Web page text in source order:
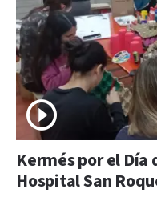
Kermés por el
Hospital San